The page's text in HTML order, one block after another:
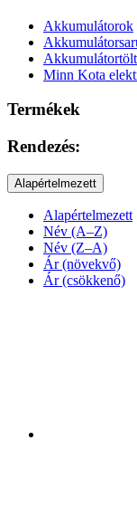
Akkumulátorok
Minn Kota
Termékek
Rendezés:
Alapértelmezett
Alapértelmezett
Név (A–Z)
Név (Z–A)
Ár (növekvő)
Ár (csökkenő)